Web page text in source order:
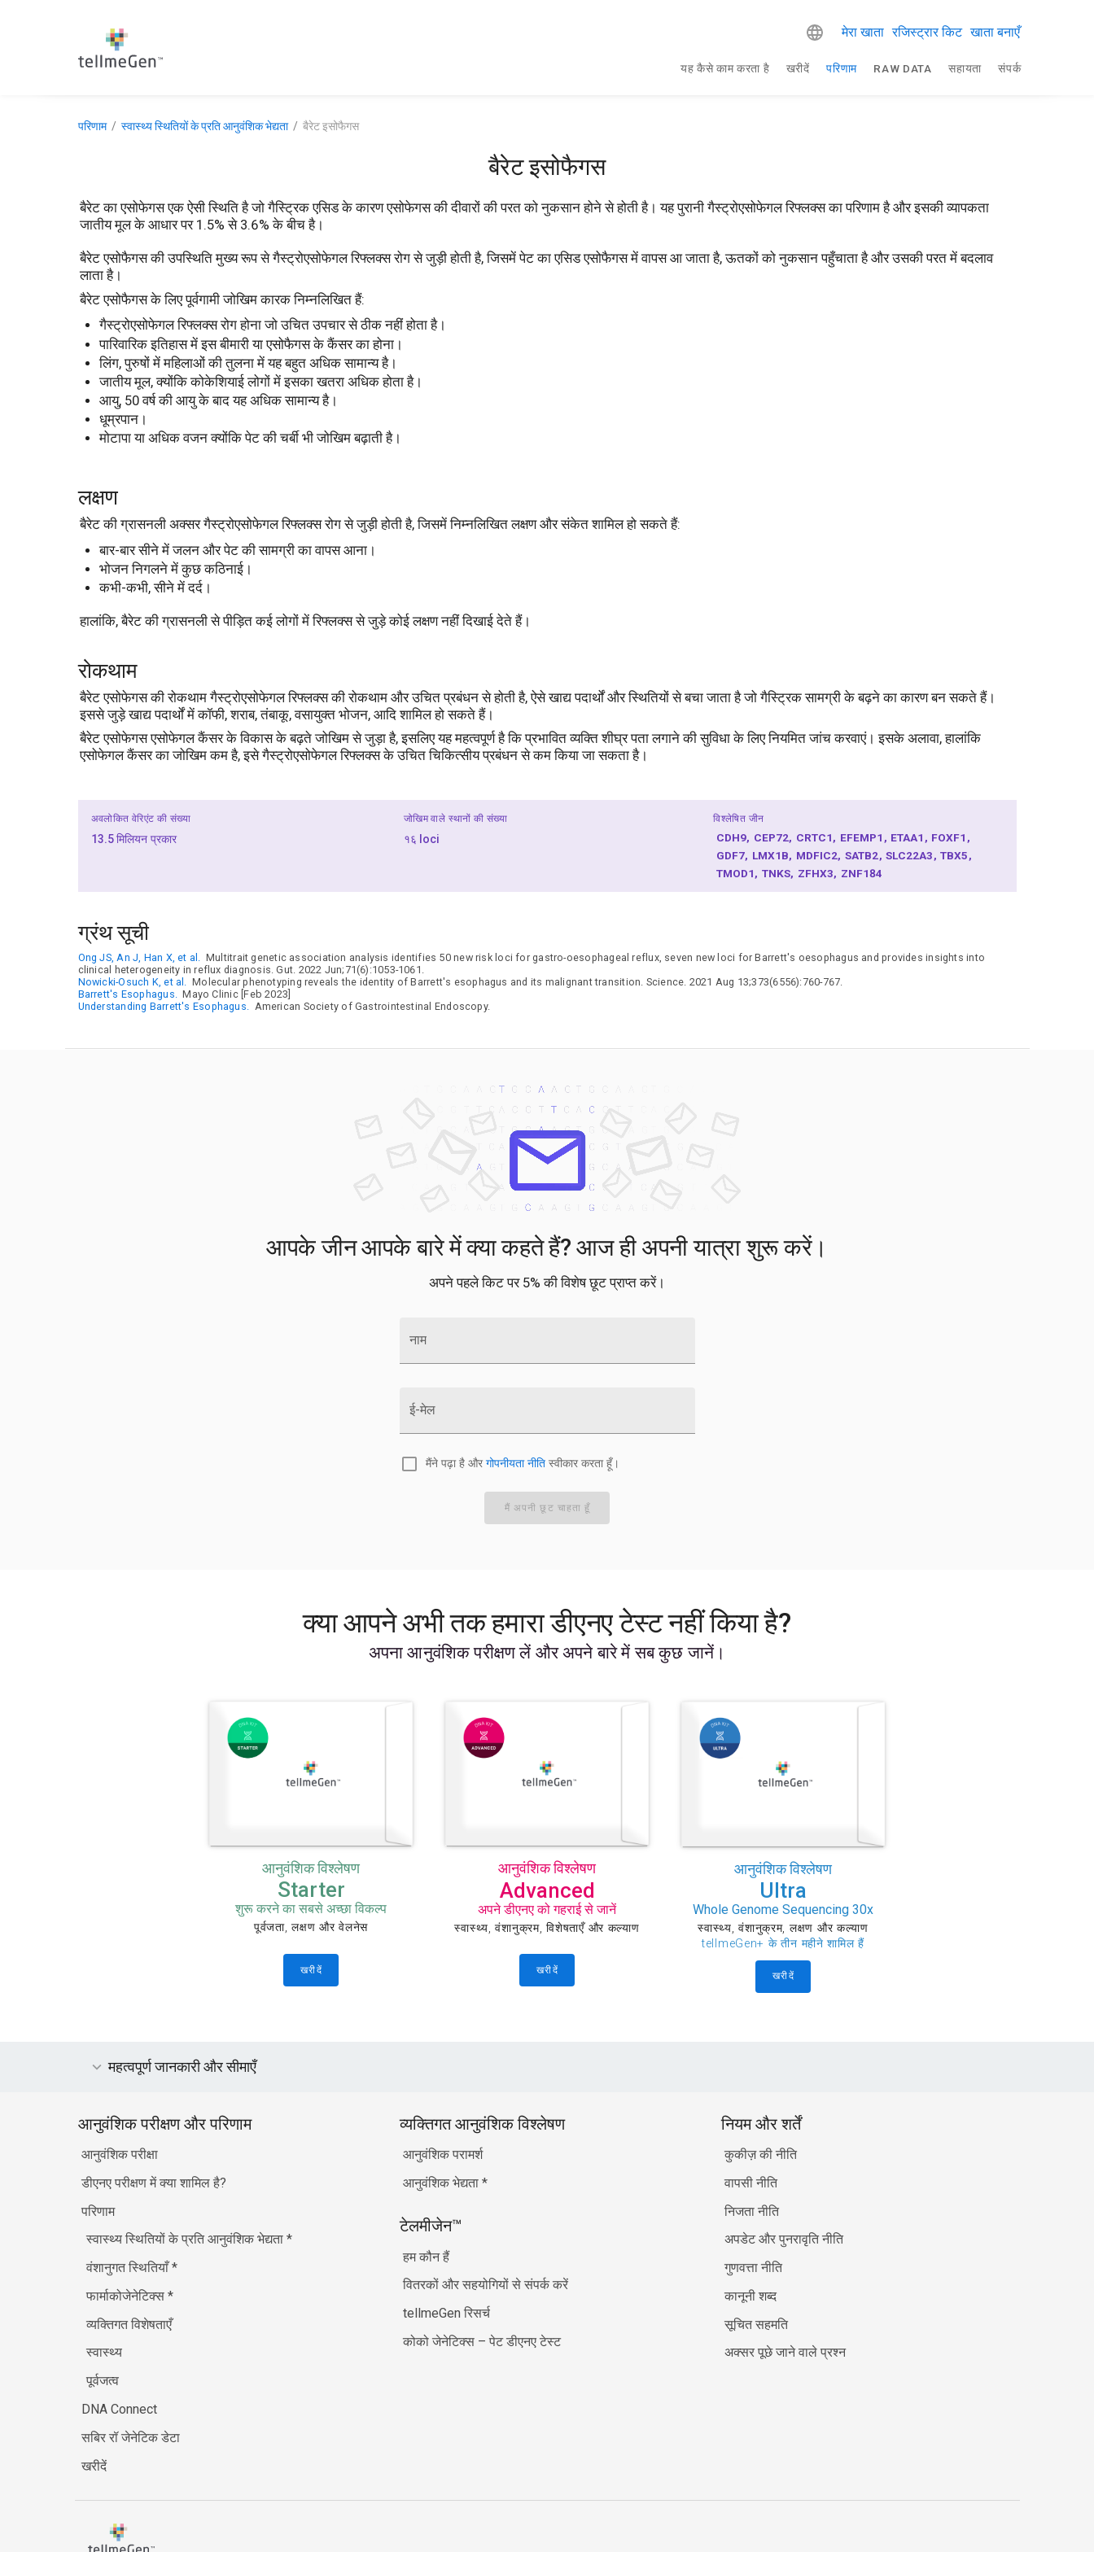
मेरा खाता रजिस्ट्रार किट खाता बनाएँ
यह कैसे काम करता है खरीदें परिणाम RAW DATA सहायता संपर्क
परिणाम स्वास्थ्य स्थितियों के प्रति आनुवंशिक भेद्यता बैरेट इसोफैगस
बैरेट इसोफैगस
बैरेट का एसोफेगस एक ऐसी स्थिति है जो गैस्ट्रिक एसिड के कारण एसोफेगस की दीवारों की परत को नुकसान होने से होती है। यह पुरानी गैस्ट्रोएसोफेगल रिफ्लक्स का परिणाम है और इसकी व्यापकता
जातीय मूल के आधार पर 1.5% से 3.6% के बीच है।
बैरेट एसोफैगस की उपस्थिति मुख्य रूप से गैस्ट्रोएसोफेगल रिफ्लक्स रोग से जुड़ी होती है, जिसमें पेट का एसिड एसोफैगस में वापस आ जाता है, ऊतकों को नुकसान पहुँचाता है और उसकी परत में बदलाव
लाता है।
बैरेट एसोफैगस के लिए पूर्वगामी जोखिम कारक निम्नलिखित हैं:
गैस्ट्रोएसोफेगल रिफ्लक्स रोग होना जो उचित उपचार से ठीक नहीं होता है।
पारिवारिक इतिहास में इस बीमारी या एसोफैगस के कैंसर का होना।
लिंग, पुरुषों में महिलाओं की तुलना में यह बहुत अधिक सामान्य है।
जातीय मूल, क्योंकि कोकेशियाई लोगों में इसका खतरा अधिक होता है।
आयु, 50 वर्ष की आयु के बाद यह अधिक सामान्य है।
धूम्रपान।
मोटापा या अधिक वजन क्योंकि पेट की चर्बी भी जोखिम बढ़ाती है।
लक्षण
बैरेट की ग्रासनली अक्सर गैस्ट्रोएसोफेगल रिफ्लक्स रोग से जुड़ी होती है, जिसमें निम्नलिखित लक्षण और संकेत शामिल हो सकते हैं:
बार-बार सीने में जलन और पेट की सामग्री का वापस आना।
भोजन निगलने में कुछ कठिनाई।
कभी-कभी, सीने में दर्द।
हालांकि, बैरेट की ग्रासनली से पीड़ित कई लोगों में रिफ्लक्स से जुड़े कोई लक्षण नहीं दिखाई देते हैं।
रोकथाम
बैरेट एसोफेगस की रोकथाम गैस्ट्रोएसोफेगल रिफ्लक्स की रोकथाम और उचित प्रबंधन से होती है, ऐसे खाद्य पदार्थों और स्थितियों से बचा जाता है जो गैस्ट्रिक सामग्री के बढ़ने का कारण बन सकते हैं।
इससे जुड़े खाद्य पदार्थों में कॉफी, शराब, तंबाकू, वसायुक्त भोजन, आदि शामिल हो सकते हैं।
बैरेट एसोफेगस एसोफेगल कैंसर के विकास के बढ़ते जोखिम से जुड़ा है, इसलिए यह महत्वपूर्ण है कि प्रभावित व्यक्ति शीघ्र पता लगाने की सुविधा के लिए नियमित जांच करवाएं। इसके अलावा, हालांकि
एसोफेगल कैंसर का जोखिम कम है, इसे गैस्ट्रोएसोफेगल रिफ्लक्स के उचित चिकित्सीय प्रबंधन से कम किया जा सकता है।
अवलोकित वेरिएंट की संख्या
13.5 मिलियन प्रकार
जोखिम वाले स्थानों की संख्या
१६ loci
विश्लेषित जीन
CDH9 CEP72 CRTC1 EFEMP1 ETAA1 FOXF1
GDF7 LMX1B MDFIC2 SATB2 SLC22A3 TBX5
TMOD1 TNKS ZFHX3 ZNF184
ग्रंथ सूची
Ong JS, An J, Han X, et al. Multitrait genetic association analysis identifies 50 new risk loci for gastro-oesophageal reflux, seven new loci for Barrett's oesophagus and provides insights into
clinical heterogeneity in reflux diagnosis. Gut. 2022 Jun;71(6):1053-1061.
Nowicki-Osuch K, et al. Molecular phenotyping reveals the identity of Barrett's esophagus and its malignant transition. Science. 2021 Aug 13;373(6556):760-767.
Barrett's Esophagus. Mayo Clinic [Feb 2023]
Understanding Barrett's Esophagus. American Society of Gastrointestinal Endoscopy.
आपके जीन आपके बारे में क्या कहते हैं? आज ही अपनी यात्रा शुरू करें।
अपने पहले किट पर 5% की विशेष छूट प्राप्त करें।
नाम
ई-मेल
मैंने पढ़ा है और गोपनीयता नीतिस्वीकार करता हूँ।
मैं अपनी छूट चाहता हूँ
क्या आपने अभी तक हमारा डीएनए टेस्ट नहीं किया है?
अपना आनुवंशिक परीक्षण लें और अपने बारे में सब कुछ जानें।
आनुवंशिक विश्लेषण
Starter
शुरू करने का सबसे अच्छा विकल्प
पूर्वजता, लक्षण और वेलनेस
खरीदें
आनुवंशिक विश्लेषण
Advanced
अपने डीएनए को गहराई से जानें
स्वास्थ्य, वंशानुक्रम, विशेषताएँ और कल्याण
खरीदें
आनुवंशिक विश्लेषण
Ultra
Whole Genome Sequencing 30x
स्वास्थ्य, वंशानुक्रम, लक्षण और कल्याण
tellmeGen+ के तीन महीने शामिल हैं
खरीदें
महत्वपूर्ण जानकारी और सीमाएँ
आनुवंशिक परीक्षण और परिणाम
आनुवंशिक परीक्षा
डीएनए परीक्षण में क्या शामिल है?
परिणाम
स्वास्थ्य स्थितियों के प्रति आनुवंशिक भेद्यता *
वंशानुगत स्थितियाँ*
फार्माकोजेनेटिक्स *
व्यक्तिगत विशेषताएँ
स्वास्थ्य
पूर्वजत्व
DNA Connect
सबिर रॉ जेनेटिक डेटा
खरीदें
व्यक्तिगत आनुवंशिक विश्लेषण
आनुवंशिक परामर्श
आनुवंशिक भेद्यता *
टेलमीजेन™
हम कौन हैं
वितरकों और सहयोगियों से संपर्क करें
tellmeGen रिसर्च
कोको जेनेटिक्स – पेट डीएनए टेस्ट
नियम और शर्तें
कुकीज़ की नीति
वापसी नीति
निजता नीति
अपडेट और पुनरावृति नीति
गुणवत्ता नीति
कानूनी शब्द
सूचित सहमति
अक्सर पूछे जाने वाले प्रश्न